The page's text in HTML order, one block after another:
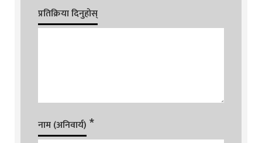
प्रतिक्रिया दिनुहोस्
नाम (अनिवार्य) *